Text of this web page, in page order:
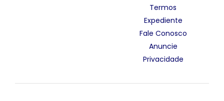
Termos
Expediente
Fale Conosco
Anuncie
Privacidade